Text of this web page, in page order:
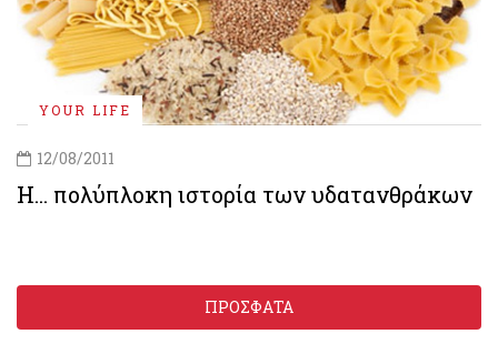
YOUR LIFE
12/08/2011
Η... πολύπλοκη ιστορία των υδατανθράκων
ΠΡΟΣΦΑΤΑ